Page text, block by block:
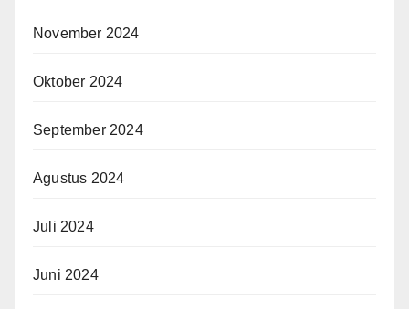
November 2024
Oktober 2024
September 2024
Agustus 2024
Juli 2024
Juni 2024